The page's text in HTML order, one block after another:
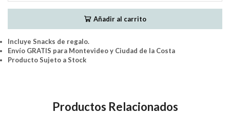
Cachorro
Pollo
Añadir al carrito
Incluye Snacks de regalo.
Envío GRATIS para Montevideo y Ciudad de la Costa
Producto Sujeto a Stock
Productos Relacionados